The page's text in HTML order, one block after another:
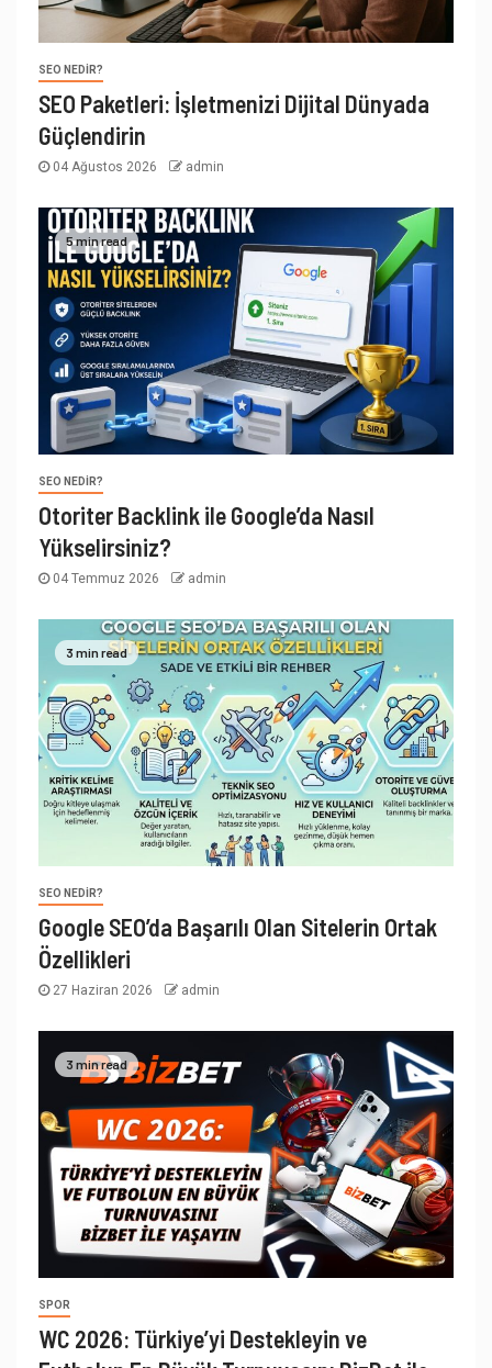
SEO NEDIR?
SEO Paketleri: İşletmenizi Dijital Dünyada
Güçlendirin
04 Ağustos 2026 admin
5 min read
SEO NEDIR?
Otoriter Backlink ile Google’da Nasıl
Yükselirsiniz?
04 Temmuz 2026 admin
3 min read
SEO NEDIR?
Google SEO’da Başarılı Olan Sitelerin Ortak
Özellikleri
27 Haziran 2026 admin
3 min read
SPOR
WC 2026: Türkiye’yi Destekleyin ve